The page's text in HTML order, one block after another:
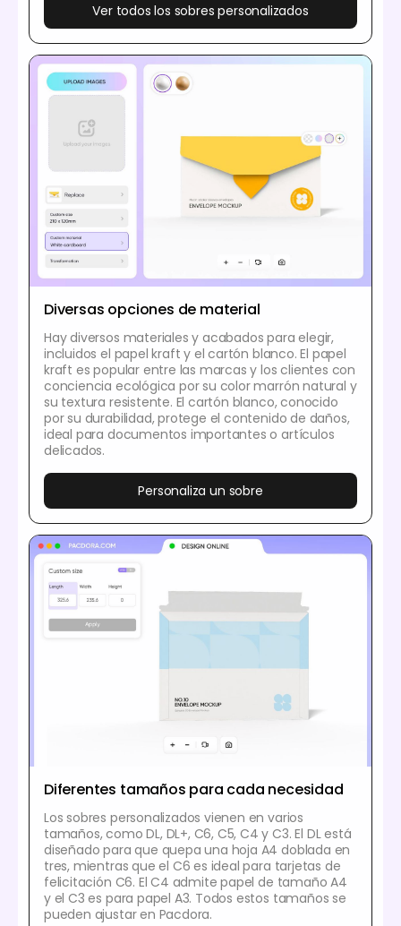
Ver todos los sobres personalizados
Diversas opciones de material
Hay diversos materiales y acabados para elegir,
incluidos el papel kraft y el cartón blanco. El papel
kraft es popular entre las marcas y los clientes con
conciencia ecológica por su color marrón natural y
su textura resistente. El cartón blanco, conocido
por su durabilidad, protege el contenido de daños,
ideal para documentos importantes o artículos
delicados.
Personaliza un sobre
Diferentes tamaños para cada necesidad
Los sobres personalizados vienen en varios
tamaños, como DL, DL+, C6, C5, C4 y C3. El DL está
diseñado para que quepa una hoja A4 doblada en
tres, mientras que el C6 es ideal para tarjetas de
felicitación C6. El C4 admite papel de tamaño A4
y el C3 es para papel A3. Todos estos tamaños se
pueden ajustar en Pacdora.